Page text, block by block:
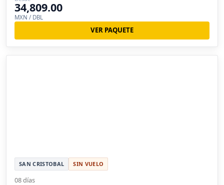
34,809.00
MXN / DBL
VER PAQUETE
SAN CRISTOBAL SIN VUELO
08 días